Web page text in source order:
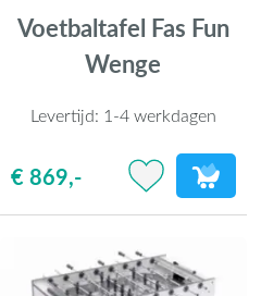
Voetbaltafel Fas Fun
Wenge
Levertijd: 1-4 werkdagen
€ 869,-